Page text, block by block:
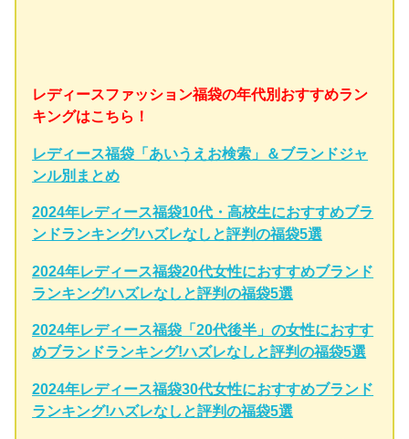
レディースファッション福袋の年代別おすすめラン
キングはこちら！
レディース福袋「あいうえお検索」＆ブランドジャ
ンル別まとめ
2024年レディース福袋10代・高校生におすすめブラ
ンドランキング!ハズレなしと評判の福袋5選
2024年レディース福袋20代女性におすすめブランド
ランキング!ハズレなしと評判の福袋5選
2024年レディース福袋「20代後半」の女性におすす
めブランドランキング!ハズレなしと評判の福袋5選
2024年レディース福袋30代女性におすすめブランド
ランキング!ハズレなしと評判の福袋5選